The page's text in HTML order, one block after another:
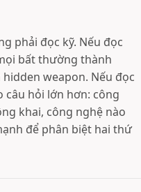
phải đọc kỹ. Nếu đọc
bất thường thành
weapon. Nếu đọc
câu hỏi lớn hơn: công
khai, công nghệ nào
để phân biệt hai thứ